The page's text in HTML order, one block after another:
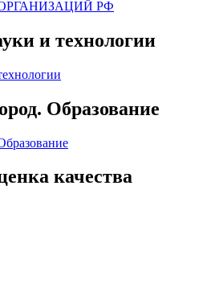
и технологии
Образование
качества